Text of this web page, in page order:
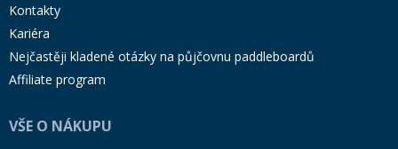
Kontakty
Kariéra
Nejčastěji kladené otázky na půjčovnu paddleboardů
Affiliate program
VŠE O NÁKUPU